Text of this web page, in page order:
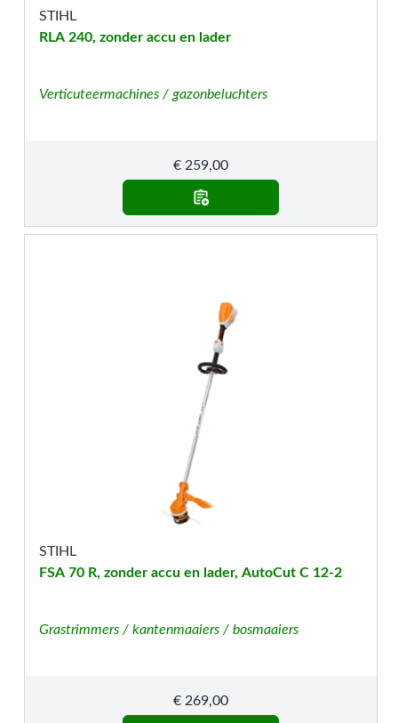
STIHL
RLA 240, zonder accu en lader
Verticuteermachines / gazonbeluchters
€ 259,00
STIHL
FSA 70 R, zonder accu en lader, AutoCut C 12-2
Grastrimmers / kantenmaaiers / bosmaaiers
€ 269,00